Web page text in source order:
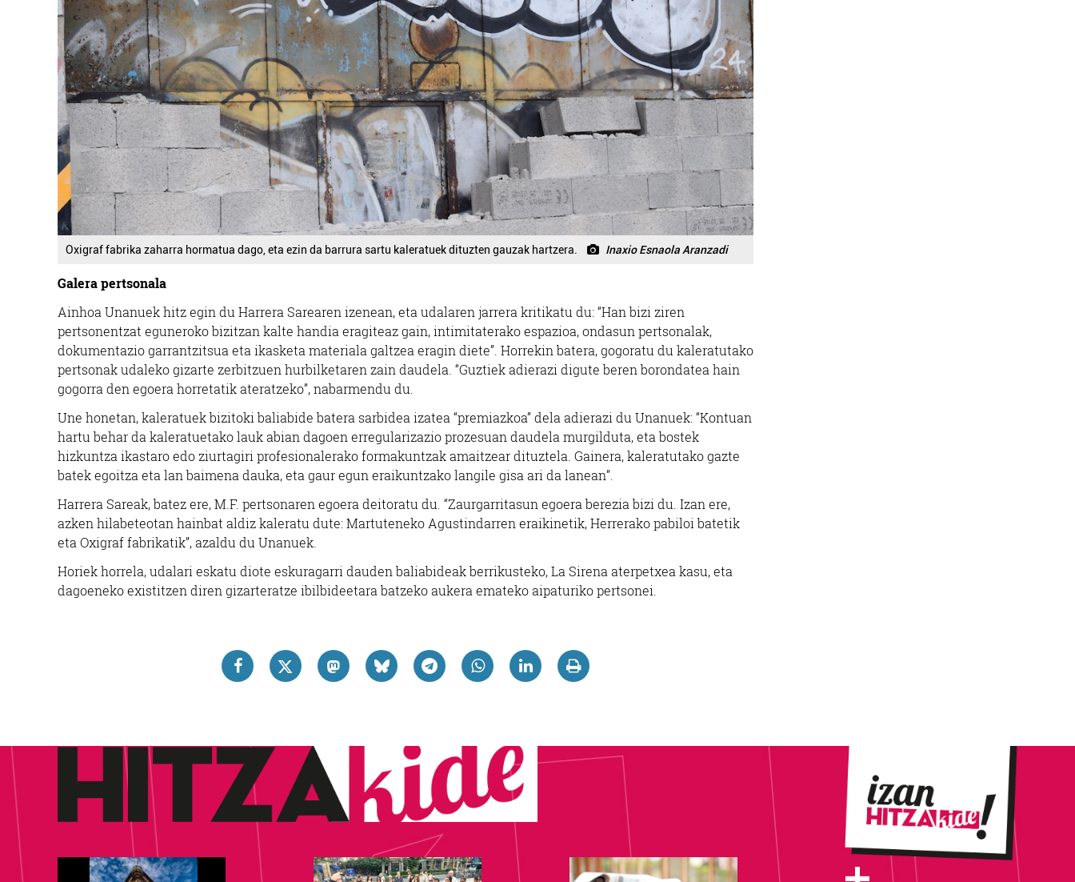
Oxigraf fabrika zaharra hormatua dago, eta ezin da barrura sartu kaleratuek dituzten gauzak hartzera. Inaxio Esnaola Aranzadi
Galera pertsonala
Ainhoa Unanuek hitz egin du Harrera Sarearen izenean, eta udalaren jarrera kritikatu du: “Han bizi ziren
pertsonentzat eguneroko bizitzan kalte handia eragiteaz gain, intimitaterako espazioa, ondasun pertsonalak,
dokumentazio garrantzitsua eta ikasketa materiala galtzea eragin diete”. Horrekin batera, gogoratu du kaleratutako
pertsonak udaleko gizarte zerbitzuen hurbilketaren zain daudela. “Guztiek adierazi digute beren borondatea hain
gogorra den egoera horretatik ateratzeko”, nabarmendu du.
Une honetan, kaleratuek bizitoki baliabide batera sarbidea izatea “premiazkoa” dela adierazi du Unanuek: “Kontuan
hartu behar da kaleratuetako lauk abian dagoen erregularizazio prozesuan daudela murgilduta, eta bostek
hizkuntza ikastaro edo ziurtagiri profesionalerako formakuntzak amaitzear dituztela. Gainera, kaleratutako gazte
batek egoitza eta lan baimena dauka, eta gaur egun eraikuntzako langile gisa ari da lanean”.
Harrera Sareak, batez ere, M.F. pertsonaren egoera deitoratu du. “Zaurgarritasun egoera berezia bizi du. Izan ere,
azken hilabeteotan hainbat aldiz kaleratu dute: Martuteneko Agustindarren eraikinetik, Herrerako pabiloi batetik
eta Oxigraf fabrikatik”, azaldu du Unanuek.
Horiek horrela, udalari eskatu diote eskuragarri dauden baliabideak berrikusteko, La Sirena aterpetxea kasu, eta
dagoeneko existitzen diren gizarteratze ibilbideetara batzeko aukera emateko aipaturiko pertsonei.